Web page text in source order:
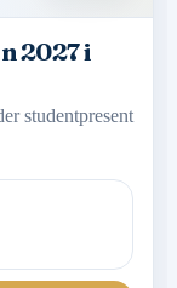
2027 i
studentpresent